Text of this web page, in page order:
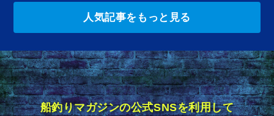
人気記事をもっと見る
船釣りマガジンの公式SNSを利用して